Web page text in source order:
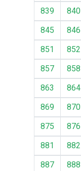
839 840
845
846
851
852
857
858
863
864
869
870
875
876
881
882
887
888